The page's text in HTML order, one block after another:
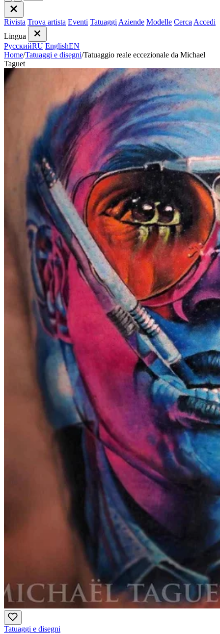
Rivista Trova artista Eventi Tatuaggi Aziende Modelle Cerca Accedi
Lingua
РусскийRU EnglishEN
Home/Tatuaggi e disegni/Tatuaggio reale eccezionale da Michael
Taguet
Tatuaggi e disegni